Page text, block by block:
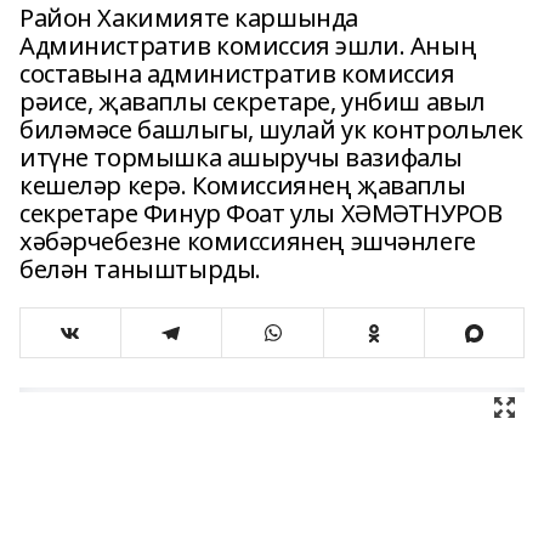
Район Хакимияте каршында
Административ комиссия эшли. Аның
составына административ комиссия
рәисе, җаваплы секретаре, унбиш авыл
биләмәсе башлыгы, шулай ук контрольлек
итүне тормышка ашыручы вазифалы
кешеләр керә. Комиссиянең җаваплы
секретаре Финур Фоат улы ХӘМӘТНУРОВ
хәбәрчебезне комиссиянең эшчәнлеге
белән таныштырды.